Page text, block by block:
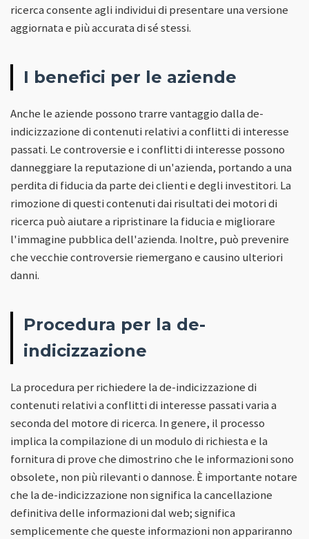
ricerca consente agli individui di presentare una versione
aggiornata e più accurata di sé stessi.
I benefici per le aziende
Anche le aziende possono trarre vantaggio dalla de-
indicizzazione di contenuti relativi a conflitti di interesse
passati. Le controversie e i conflitti di interesse possono
danneggiare la reputazione di un'azienda, portando a una
perdita di fiducia da parte dei clienti e degli investitori. La
rimozione di questi contenuti dai risultati dei motori di
ricerca può aiutare a ripristinare la fiducia e migliorare
l'immagine pubblica dell'azienda. Inoltre, può prevenire
che vecchie controversie riemergano e causino ulteriori
danni.
Procedura per la de-
indicizzazione
La procedura per richiedere la de-indicizzazione di
contenuti relativi a conflitti di interesse passati varia a
seconda del motore di ricerca. In genere, il processo
implica la compilazione di un modulo di richiesta e la
fornitura di prove che dimostrino che le informazioni sono
obsolete, non più rilevanti o dannose. È importante notare
che la de-indicizzazione non significa la cancellazione
definitiva delle informazioni dal web; significa
semplicemente che queste informazioni non appariranno